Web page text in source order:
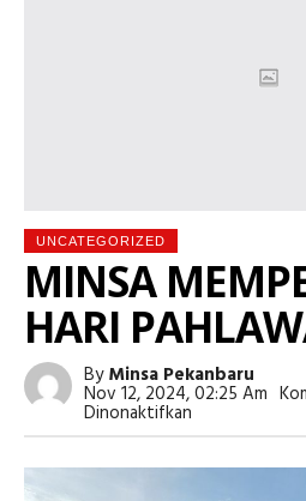
UNCATEGORIZED
MINSA
HARI
ByMinsa Pekanbaru
Nov 12, 2024, 02:25 Am
Dinonaktifkan
MINSA
HARI